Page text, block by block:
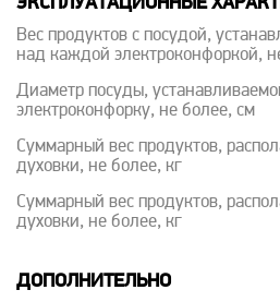
Вес продуктов с посудой,
над каждой электроконфоркой,
Диаметр посуды,
электроконфорку, не более, см
Суммарный вес продуктов,
духовки, не более, кг
Суммарный вес продуктов,
духовки, не более, кг
ДОПОЛНИТЕЛЬНО